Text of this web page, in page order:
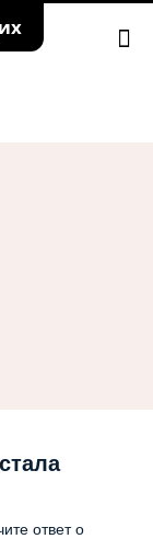
ответ о